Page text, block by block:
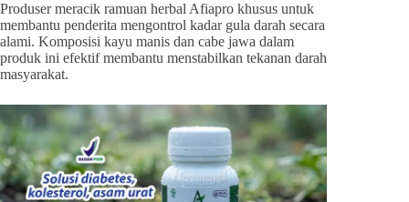
Produser meracik ramuan herbal Afiapro khusus untuk
membantu penderita mengontrol kadar gula darah secara
alami. Komposisi kayu manis dan cabe jawa dalam
produk ini efektif membantu menstabilkan tekanan darah
masyarakat.